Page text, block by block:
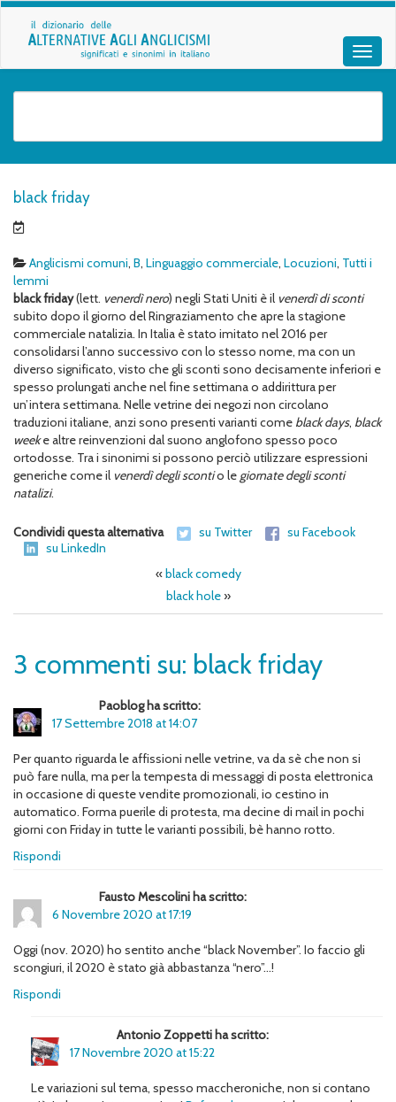
black friday
Anglicismi comuni, B, Linguaggio commerciale, Locuzioni, Tutti i
lemmi
blackfriday(lett. venerdì nero) negli Stati Uniti è il venerdì di sconti
subito dopo il giorno del Ringraziamento che apre la stagione
commerciale natalizia. In Italia è stato imitato nel 2016 per
consolidarsi l’anno successivo con lo stesso nome, ma con un
diverso significato, visto che gli sconti sono decisamente inferiori e
spesso prolungati anche nel fine settimana o addirittura per
un’intera settimana. Nelle vetrine dei negozi non circolano
traduzioni italiane, anzi sono presenti varianti come black days, black
weeke altre reinvenzioni dal suono anglofono spesso poco
ortodosse. Tra i sinonimi si possono perciò utilizzare espressioni
generiche come il venerdì degli scontio le giornate degli sconti
natalizi.
Condividi questa alternativa su Twitter
su Facebook
su LinkedIn
« black comedy
black hole»
3 commenti su: black friday
Paoblog ha scritto:
17 Settembre 2018 at 14:07
Per quanto riguarda le affissioni nelle vetrine, va da sè che non si
può fare nulla, ma per la tempesta di messaggi di posta elettronica
in occasione di queste vendite promozionali, io cestino in
automatico. Forma puerile di protesta, ma decine di mail in pochi
giorni con Friday in tutte le varianti possibili, bè hanno rotto.
Rispondi
Fausto Mescolini ha scritto:
6 Novembre 2020 at 17:19
Oggi (nov. 2020) ho sentito anche “black November”. Io faccio gli
scongiuri, il 2020 è stato già abbastanza “nero”…!
Rispondi
Antonio Zoppetti ha scritto:
17 Novembre 2020 at 15:22
Le variazioni sul tema, spesso maccheroniche, non si contano